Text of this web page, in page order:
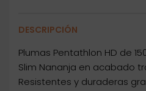
DESCRIPCIÓN
Plumas Pentathlon HD de
Slim Nananja en acabado
Resistentes y duraderas